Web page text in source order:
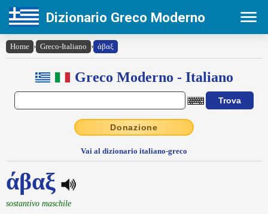
Dizionario Greco Moderno
Home › Greco-Italiano › άβαξ
Greco Moderno - Italiano
Donazione
Vai al dizionario italiano-greco
άβαξ
sostantivo maschile